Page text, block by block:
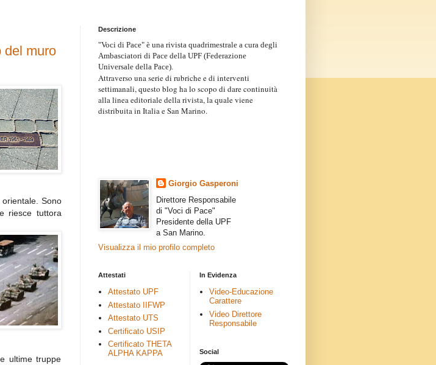
del muro
orientale. Sono
riesce tuttora
ultime truppe
Descrizione
"Voci di Pace" è una rivista quadrimestrale a cura degli
Ambasciatori di Pace della UPF (Federazione
Universale della Pace).
Attraverso una serie di rubriche e di interventi
settimanali, questo blog ha lo scopo di dare continuità
alla linea editoriale della rivista, la quale viene
distribuita in Italia e San Marino.
Giorgio Gasperoni
Direttore Responsabile
di "Voci di Pace"
Presidente della UPF
a San Marino.
Visualizza il mio profilo completo
Attestati
Attestato UPF
Attestato IIFWP
Attestato UTS
Certificato USIP
Certificato THETA
ALPHA KAPPA
In Evidenza
Video-Educazione
Carattere
Video Direttore
Responsabile
Social